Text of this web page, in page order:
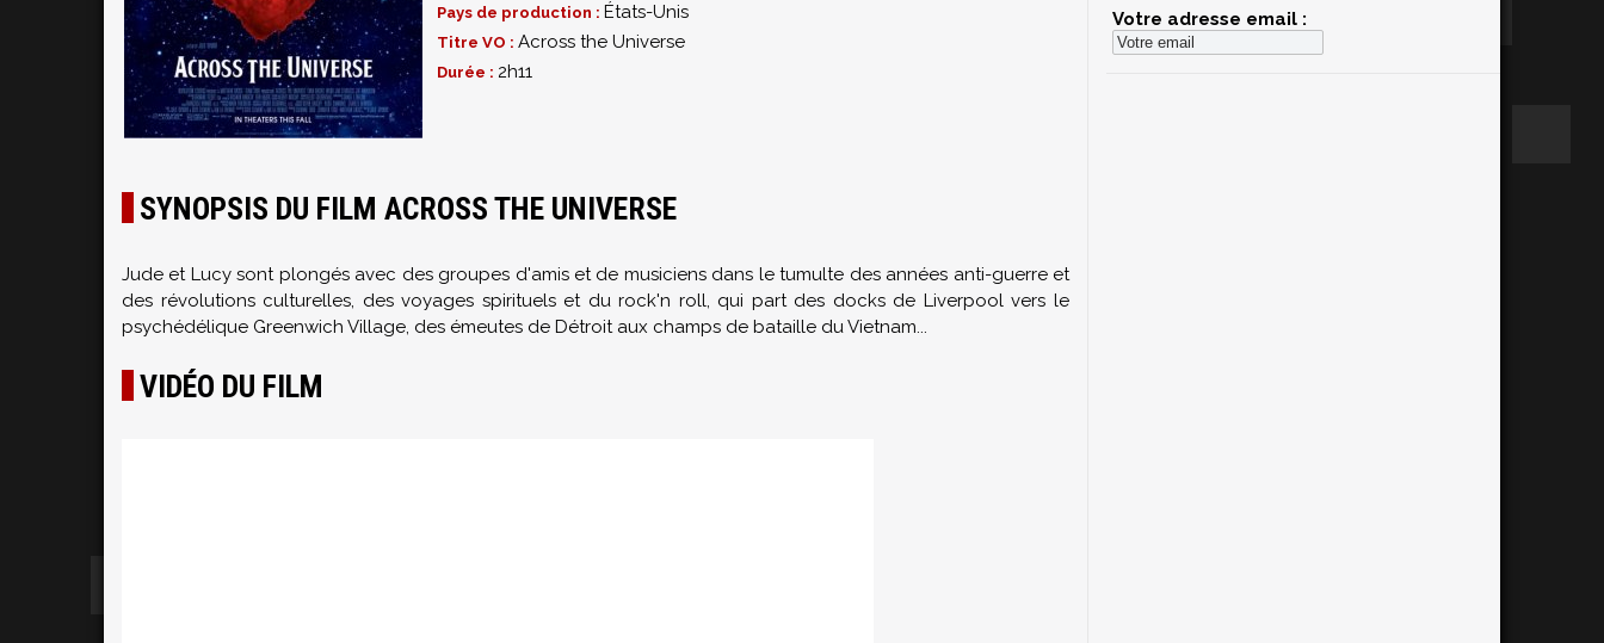
Pays de production : États-Unis
Titre VO : Across the Universe
Durée : 2h11
SYNOPSIS DU FILM ACROSS THE UNIVERSE
Jude et Lucy sont plongés avec des groupes d'amis et de musiciens dans le tumulte des années anti-guerre et
des révolutions culturelles, des voyages spirituels et du rock'n roll, qui part des docks de Liverpool vers le
psychédélique Greenwich Village, des émeutes de Détroit aux champs de bataille du Vietnam...
VIDÉO DU FILM
Votre adresse email :